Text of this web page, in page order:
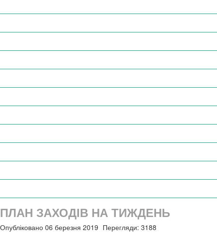
ПЛАН ЗАХОДІВ НА ТИЖДЕНЬ
Опубліковано 06 березня 2019 Перегляди: 3188